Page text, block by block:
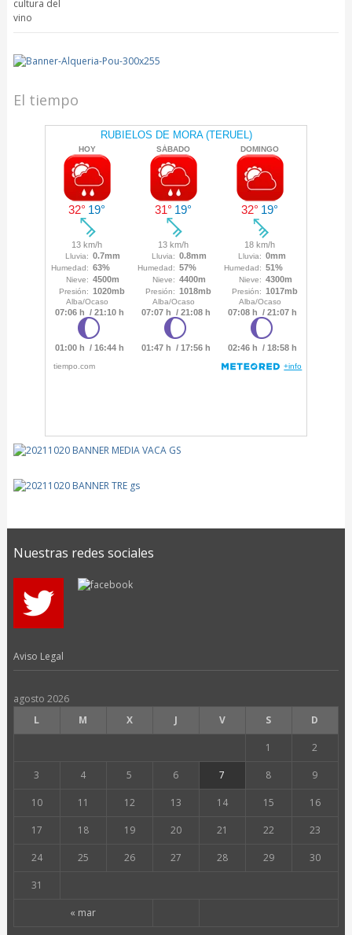
El tiempo
Nuestras redes sociales
Aviso Legal
agosto 2026
L
M X J V S D
« mar
1 2
3 4 5 6 7 8 9
10 11 12 13 14 15 16
17 18 19 20 21 22 23
24 25 26 27 28 29 30
31